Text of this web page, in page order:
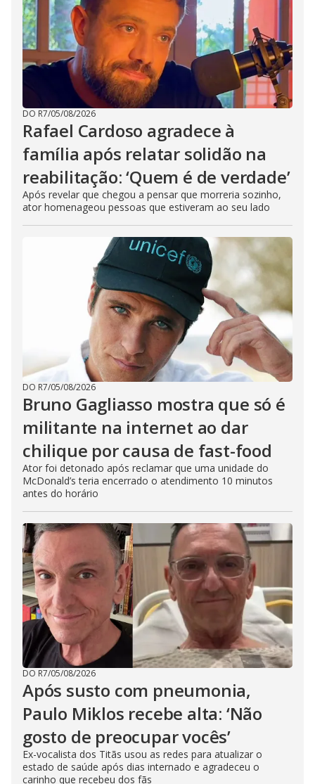
DO R7/05/08/2026
Rafael Cardoso agradece à
família após relatar solidão na
reabilitação: ‘Quem é de verdade’
Após revelar que chegou a pensar que morreria sozinho,
ator homenageou pessoas que estiveram ao seu lado
DO R7/05/08/2026
Bruno Gagliasso mostra que só é
militante na internet ao dar
chilique por causa de fast-food
Ator foi detonado após reclamar que uma unidade do
McDonald’s teria encerrado o atendimento 10 minutos
antes do horário
DO R7/05/08/2026
Após susto com pneumonia,
Paulo Miklos recebe alta: ‘Não
gosto de preocupar vocês’
Ex-vocalista dos Titãs usou as redes para atualizar o
estado de saúde após dias internado e agradeceu o
carinho que recebeu dos fãs